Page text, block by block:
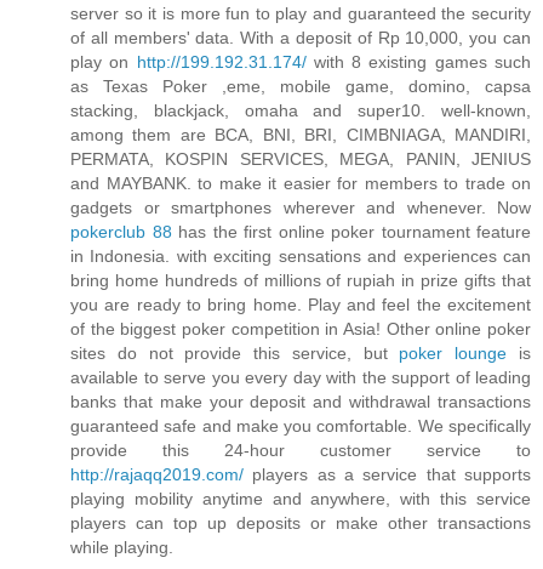
server so it is more fun to play and guaranteed the security
of all members' data. With a deposit of Rp 10,000, you can
play on http://199.192.31.174/with 8 existing games such
as Texas Poker ,eme, mobile game, domino, capsa
stacking, blackjack, omaha and super10. well-known,
among them are BCA, BNI, BRI, CIMBNIAGA, MANDIRI,
PERMATA, KOSPIN SERVICES, MEGA, PANIN, JENIUS
and MAYBANK. to make it easier for members to trade on
gadgets or smartphones wherever and whenever. Now
pokerclub 88 has the first online poker tournament feature
in Indonesia. with exciting sensations and experiences can
bring home hundreds of millions of rupiah in prize gifts that
you are ready to bring home. Play and feel the excitement
of the biggest poker competition in Asia! Other online poker
sites do not provide this service, but poker lounge is
available to serve you every day with the support of leading
banks that make your deposit and withdrawal transactions
guaranteed safe and make you comfortable. We specifically
provide this 24-hour customer service to
http://rajaqq2019.com/ players as a service that supports
playing mobility anytime and anywhere, with this service
players can top up deposits or make other transactions
while playing.